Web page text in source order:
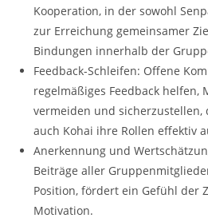
Kooperation, in der sowohl
zur Erreichung gemeinsamer
Bindungen innerhalb der
Feedback-Schleifen: Offene
regelmäßiges Feedback helfen,
vermeiden und sicherzustellen,
auch Kohai ihre Rollen effektiv
Anerkennung und
Beiträge aller
Position, fördert ein Gefühl der
Motivation.